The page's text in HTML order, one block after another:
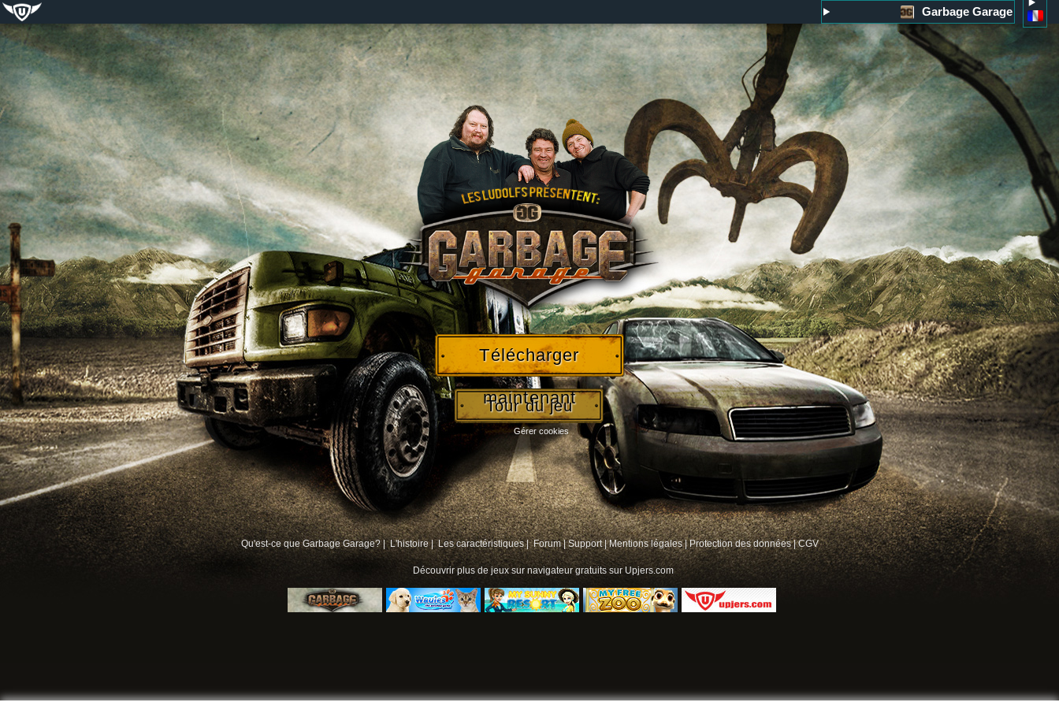
Garbage Garage
Télécharger
maintenant
Tour du jeu
Qu'est-ce que Garbage Garage? | L'histoire | Les caractéristiques | Forum|Support|Mentions légales|Protection des données|CGV
Découvrir plus dejeux sur navigateur gratuitssur Upjers.com
Gérer cookies